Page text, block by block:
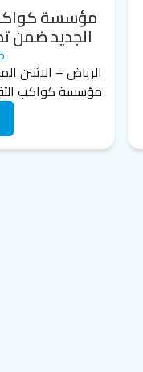
مؤسسة
الجديد ضمن
مؤسسة كواكب